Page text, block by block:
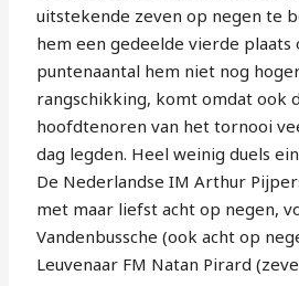
uitstekende zeven op negen te
hem een gedeelde vierde plaats
puntenaantal hem niet nog
rangschikking, komt omdat ook
hoofdtenoren van het tornooi
dag legden. Heel weinig duels
De Nederlandse IM Arthur
met maar liefst acht op negen,
Vandenbussche (ook acht op
Leuvenaar FM Natan Pirard